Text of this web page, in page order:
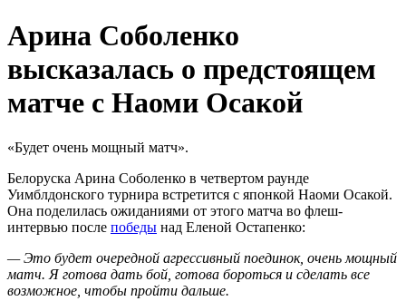
Арина Соболенко
высказалась о предстоящем
матче с Наоми Осакой
«Будет очень мощный матч».
Белоруска Арина Соболенко в четвертом раунде
Уимблдонского турнира встретится с японкой Наоми Осакой.
Она поделилась ожиданиями от этого матча во флеш-
интервью после победы над Еленой Остапенко:
— Это будет очередной агрессивный поединок, очень мощный
матч. Я готова дать бой, готова бороться и сделать все
возможное, чтобы пройти дальше.